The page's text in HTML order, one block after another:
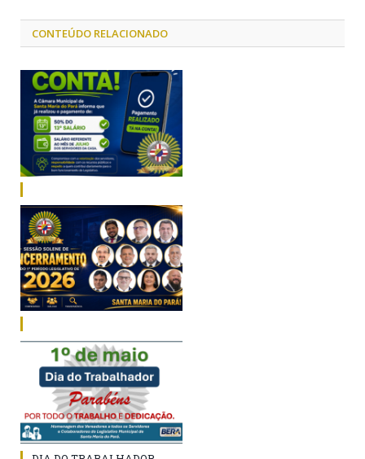
CONTEÚDO RELACIONADO